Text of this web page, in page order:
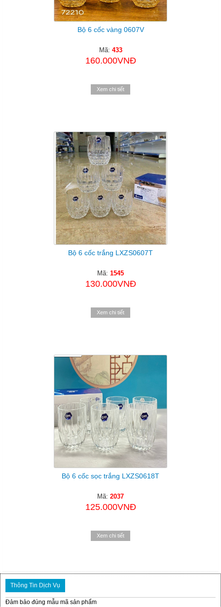
Bộ 6 cốc vàng 0607V
Mã: 433
160.000VNĐ
Xem chi tiết
Bộ 6 cốc trắng LXZS0607T
Mã: 1545
130.000VNĐ
Xem chi tiết
Bộ 6 cốc sọc trắng LXZS0618T
Mã: 2037
125.000VNĐ
Xem chi tiết
Thông Tin Dịch Vụ
Đảm bảo đúng mẫu mã sản phẩm